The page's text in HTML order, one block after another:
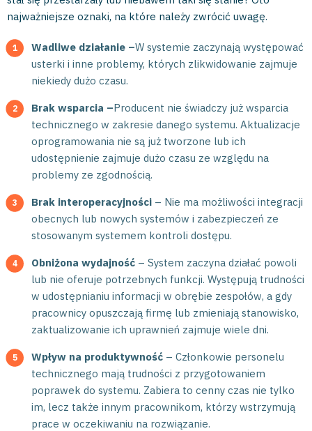
najważniejsze oznaki, na które należy zwrócić uwagę.
Wadliwe działanie –W systemie zaczynają występować
usterki i inne problemy, których zlikwidowanie zajmuje
niekiedy dużo czasu.
Brak wsparcia –Producent nie świadczy już wsparcia
technicznego w zakresie danego systemu. Aktualizacje
oprogramowania nie są już tworzone lub ich
udostępnienie zajmuje dużo czasu ze względu na
problemy ze zgodnością.
Brak interoperacyjności – Nie ma możliwości integracji
obecnych lub nowych systemów i zabezpieczeń ze
stosowanym systemem kontroli dostępu.
Obniżona wydajność – System zaczyna działać powoli
lub nie oferuje potrzebnych funkcji. Występują trudności
w udostępnianiu informacji w obrębie zespołów, a gdy
pracownicy opuszczają firmę lub zmieniają stanowisko,
zaktualizowanie ich uprawnień zajmuje wiele dni.
Wpływ na produktywność – Członkowie personelu
technicznego mają trudności z przygotowaniem
poprawek do systemu. Zabiera to cenny czas nie tylko
im, lecz także innym pracownikom, którzy wstrzymują
prace w oczekiwaniu na rozwiązanie.